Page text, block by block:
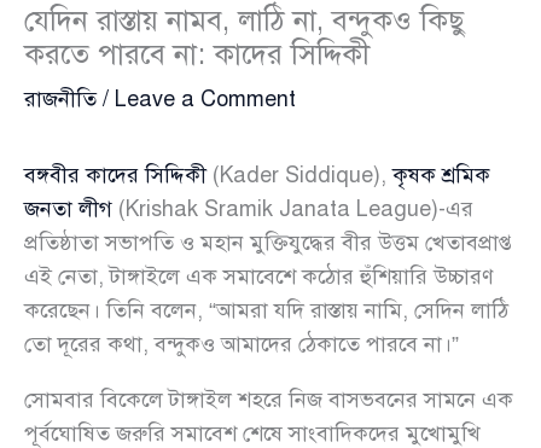
যেদিন রাস্তায় নামব, লাঠি না, বন্দুকও কিছু
করতে পারবে না: কাদের সিদ্দিকী
রাজনীতি/ Leave a Comment
বঙ্গবীর কাদের সিদ্দিকী(Kader Siddique),কৃষক শ্রমিক
জনতা লীগ (Krishak Sramik Janata League)-এর
প্রতিষ্ঠাতা সভাপতি ও মহান মুক্তিযুদ্ধের বীর উত্তম খেতাবপ্রাপ্ত
এই নেতা, টাঙ্গাইলে এক সমাবেশে কঠোর হুঁশিয়ারি উচ্চারণ
করেছেন। তিনি বলেন, “আমরা যদি রাস্তায় নামি, সেদিন লাঠি
তো দূরের কথা, বন্দুকও আমাদের ঠেকাতে পারবে না।”
সোমবার বিকেলে টাঙ্গাইল শহরে নিজ বাসভবনের সামনে এক
পূর্বঘোষিত জরুরি সমাবেশ শেষে সাংবাদিকদের মুখোমুখি